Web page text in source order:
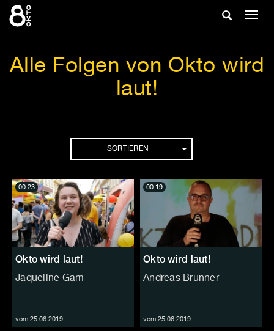
Zum
Inhalt
Suche
Alle Folgen von Okto wird
laut!
SORTIEREN
Okto wird laut!
Jaqueline Gam
vom 25.06.2019
00:23
Okto wird laut!
Andreas Brunner
vom 25.06.2019
00:19